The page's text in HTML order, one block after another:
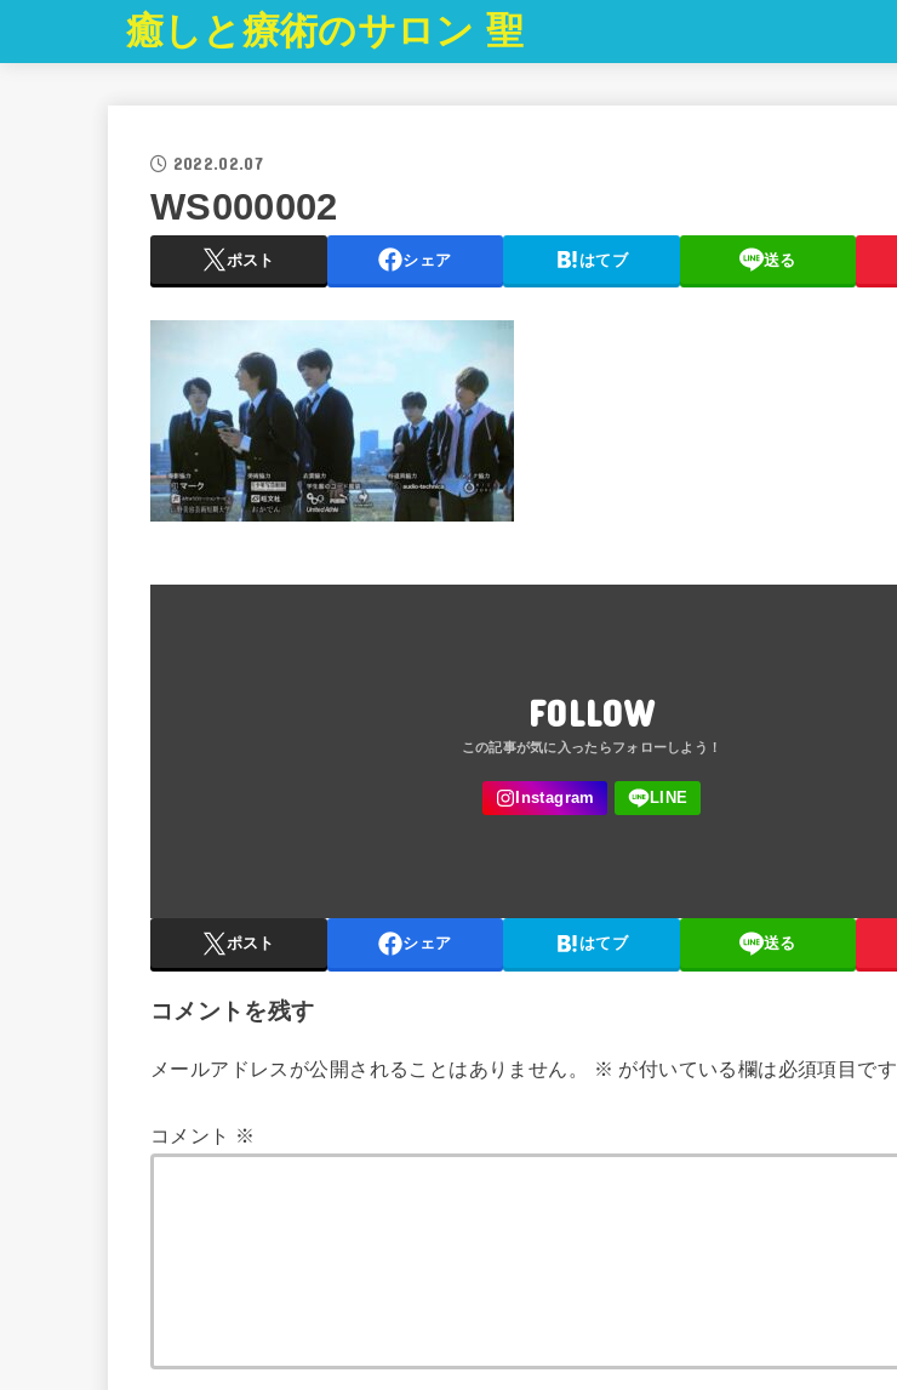
癒しと療術のサロン 聖
2022.02.07
WS000002
ポスト シェア はてブ 送る
FOLLOW
ポスト シェア はてブ 送る
コメントを残す
メールアドレスが公開されることはありません。 ※ が付いている欄は必須項目です
コメント ※